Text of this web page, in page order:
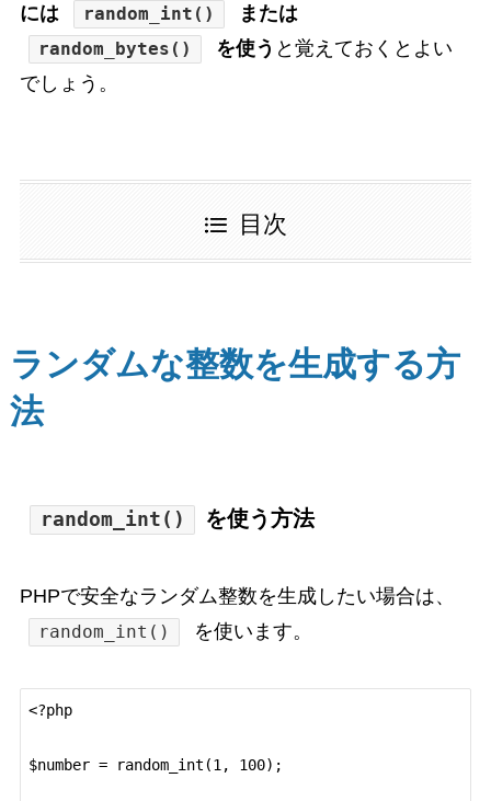
には
random_int() または
random_bytes() を使う と覚えておくとよい
でしょう。
目次
ランダムな整数を生成する方
法
random_int() を使う方法
PHPで安全なランダム整数を生成したい場合は、
random_int() を使います。
<?php
$number = random_int(1, 100);